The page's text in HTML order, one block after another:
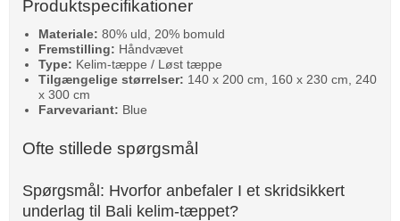
Produktspecifikationer
Materiale: 80% uld, 20% bomuld
Fremstilling: Håndvævet
Type: Kelim-tæppe / Løst tæppe
Tilgængelige størrelser: 140 x 200 cm, 160 x 230 cm, 240
x 300 cm
Farvevariant: Blue
Ofte stillede spørgsmål
Spørgsmål: Hvorfor anbefaler I et skridsikkert
underlag til Bali kelim-tæppet?